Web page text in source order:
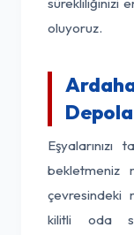
oluyoruz.
bekletmeniz
çevresindeki
kilitli oda